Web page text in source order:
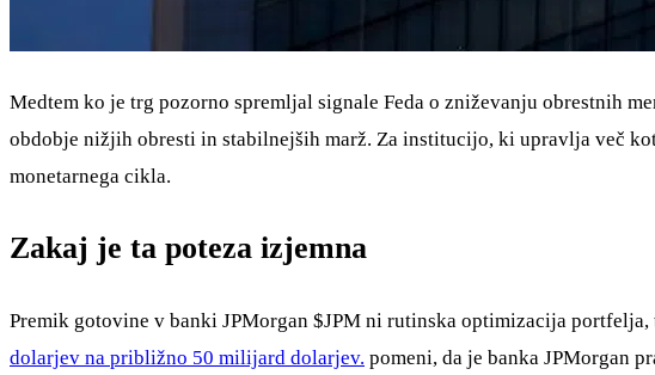
Medtem ko je trg pozorno spremljal signale Feda o zniževanju obrestnih
obdobje nižjih obresti in stabilnejših marž. Za institucijo, ki upravlja več
monetarnega cikla.
Zakaj je ta poteza izjemna
Premik gotovine v banki JPMorgan $JPM ni rutinska optimizacija portfelja,
dolarjev na približno 50 milijard dolarjev. pomeni, da je banka JPMorgan